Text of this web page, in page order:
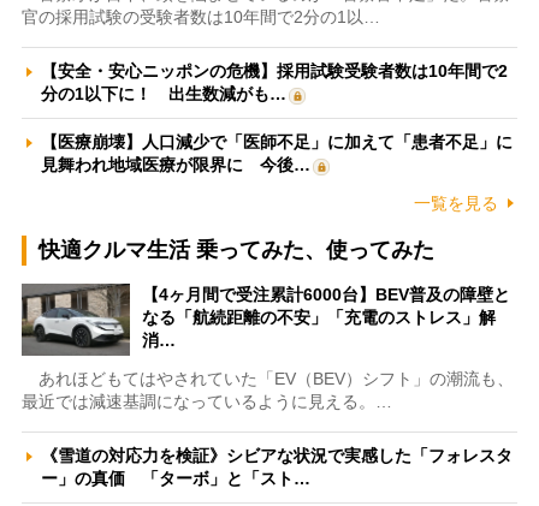
官の採用試験の受験者数は10年間で2分の1以…
【安全・安心ニッポンの危機】採用試験受験者数は10年間で2
分の1以下に！ 出生数減がも…
【医療崩壊】人口減少で「医師不足」に加えて「患者不足」に
見舞われ地域医療が限界に 今後…
一覧を見る
快適クルマ生活 乗ってみた、使ってみた
【4ヶ月間で受注累計6000台】BEV普及の障壁と
なる「航続距離の不安」「充電のストレス」解
消…
あれほどもてはやされていた「EV（BEV）シフト」の潮流も、
最近では減速基調になっているように見える。…
《雪道の対応力を検証》シビアな状況で実感した「フォレスタ
ー」の真価 「ターボ」と「スト…